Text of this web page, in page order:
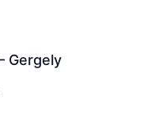
Gergely